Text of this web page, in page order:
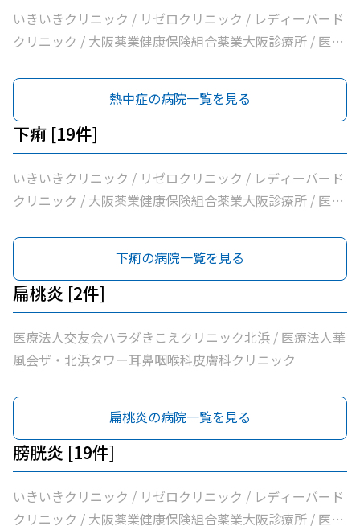
ＡＭＡＣｌｉｎｉｃ淡路町院 / 日本経済新聞社大阪本社診
療所
いきいきクリニック / リゼロクリニック / レディーバード
クリニック / 大阪薬業健康保険組合薬業大阪診療所 / 医療
医療法人中田クリニック / 医療法人よしえクリニック / 西
沢クリニック / エイゼンクリニック / 大橋クリニック /
Ｍ’ｓクリニック / 虎谷診療所 / 杉林内科クリニック / 北浜
よしおか内科クリニック / 曲直部クリニック / 今泉医院 /
ＡＭＡＣｌｉｎｉｃ淡路町院 / 日本経済新聞社大阪本社診
療所
熱中症の病院一覧を見る
下痢 [19件]
いきいきクリニック / リゼロクリニック / レディーバード
クリニック / 大阪薬業健康保険組合薬業大阪診療所 / 医療
医療法人中田クリニック / 医療法人よしえクリニック / 西
沢クリニック / エイゼンクリニック / 大橋クリニック /
Ｍ’ｓクリニック / 虎谷診療所 / 杉林内科クリニック / 北浜
よしおか内科クリニック / 曲直部クリニック / 今泉医院 /
ＡＭＡＣｌｉｎｉｃ淡路町院 / 日本経済新聞社大阪本社診
療所
下痢の病院一覧を見る
扁桃炎 [2件]
医療法人交友会ハラダきこえクリニック北浜 / 医療法人華
風会ザ・北浜タワー耳鼻咽喉科皮膚科クリニック
扁桃炎の病院一覧を見る
膀胱炎 [19件]
いきいきクリニック / リゼロクリニック / レディーバード
クリニック / 大阪薬業健康保険組合薬業大阪診療所 / 医療